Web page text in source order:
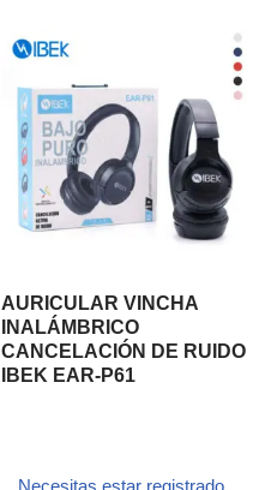
AURICULAR VINCHA
INALÁMBRICO
CANCELACIÓN DE RUIDO
IBEK EAR-P61
Necesitas estar registrado